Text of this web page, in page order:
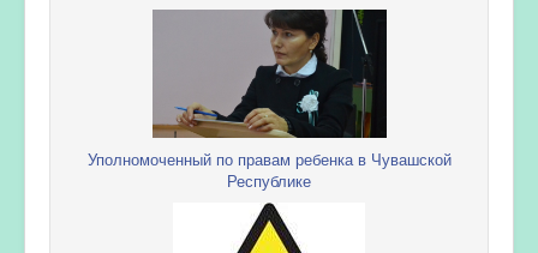
Уполномоченный по правам ребенка в Чувашской
Республике